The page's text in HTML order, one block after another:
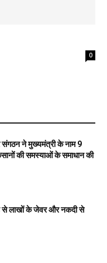
0
ने मुख्यमंत्री के नाम 9
की समस्याओं के समाधान की
से लाखों के जेवर और नकदी से